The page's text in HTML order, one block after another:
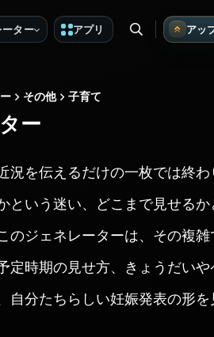
ーター アプリ アッ
その他 子育て
ー
況を伝えるだけの一枚では終
という迷い、どこまで見せる
のジェネレーターは、その複
定時期の見せ方、きょうだい
自分たちらしい妊娠発表の形を